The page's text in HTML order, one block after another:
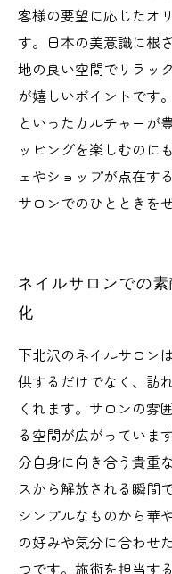
客様の要望に応じたオ
す。日本の美意識に根
地の良い空間でリラッ
が嬉しいポイントです
といったカルチャーが
ッピングを楽しむのに
ェやショップが点在す
サロンでのひとときを
ネイルサロンでの
化
下北沢のネイルサロン
供するだけでなく、訪
くれます。サロンの雰
る空間が広がっていま
分自身に向き合う貴重
スから解放される瞬間
シンプルなものから華
の好みや気分に合わせ
つです。施術を担当す